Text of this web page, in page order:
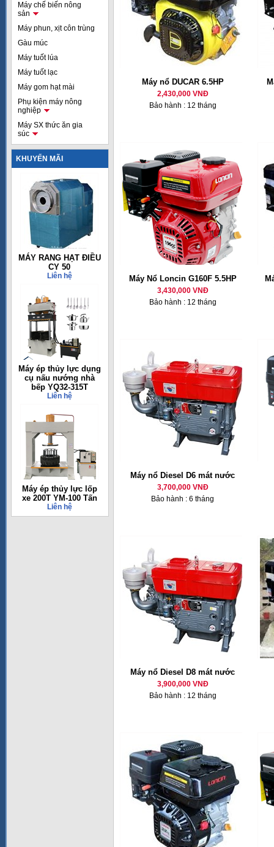
Máy chế biến nông
sản
Máy phun, xịt côn trùng
Gàu múc
Máy tuốt lúa
Máy tuốt lạc
Máy gom hạt mài
Phụ kiện máy nông
nghiệp
Máy SX thức ăn gia
súc
KHUYẾN MÃI
MÁY RANG HẠT ĐIỀU
CY 50
Liên hệ
Máy ép thủy lực dụng
cụ nấu nướng nhà
bếp YQ32-315T
Liên hệ
Máy ép thủy lực lốp
xe 200T YM-100 Tấn
Liên hệ
Máy nổ DUCAR 6.5HP
2,430,000 VNĐ
Bảo hành : 12 tháng
Máy Nổ Loncin G160F 5.5HP
3,430,000 VNĐ
Bảo hành : 12 tháng
Máy nổ Diesel D6 mát nước
3,700,000 VNĐ
Bảo hành : 6 tháng
Máy nổ Diesel D8 mát nước
3,900,000 VNĐ
Bảo hành : 12 tháng